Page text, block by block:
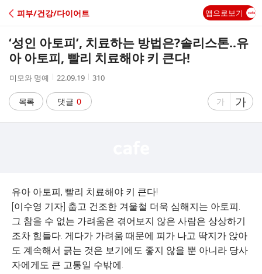
C
A
피부/건강/다이어트 앱으로보기
‘성인 아토피’, 치료하는 방법은?솔리스톤..유
아 아토피, 빨리 치료해야 키 큰다!
작
자
미모와 명예
작
시
간
22.09.19
조
310
목록 댓글 0
글
가
글
자
가
유아 아토피, 빨리 치료해야 키 큰다!
[이수영 기자] 춥고 건조한 겨울철 더욱 심해지는 아토피.
그 참을 수 없는 가려움은 겪어보지 않은 사람은 상상하기
조차 힘들다. 게다가 가려움 때문에 피가 나고 딱지가 앉아
도 계속해서 긁는 것은 보기에도 좋지 않을 뿐 아니라 당사
자에게도 큰 고통일 수밖에.